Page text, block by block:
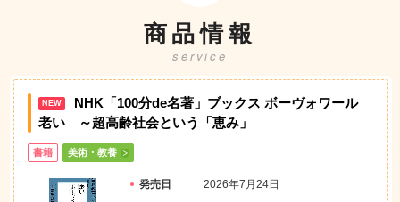
商品情報
service
NEW
NHK「100分de名著」ブックス ボーヴォワール
老い ～超高齢社会という「恵み」
書籍 美術・教養
発売日 2026年7月24日